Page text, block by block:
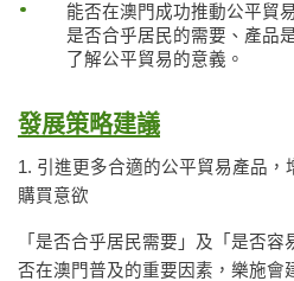
能否在澳門成功推動公平貿
是否合乎居民的需要、產品
了解公平貿易的意義。
發展策略建議
1. 引進更多合適的公平貿易產品，
購買意欲
「是否合乎居民需要」及「是否
否在澳門普及的重要因素，樂施會